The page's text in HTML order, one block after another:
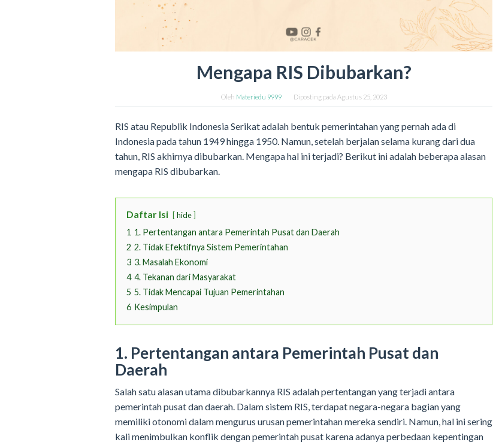
Mengapa RIS Dibubarkan?
Oleh Materiedu 9999 Diposting pada Agustus 25, 2023
RIS atau Republik Indonesia Serikat adalah bentuk pemerintahan yang pernah ada di
Indonesia pada tahun 1949 hingga 1950. Namun, setelah berjalan selama kurang dari dua
tahun, RIS akhirnya dibubarkan. Mengapa hal ini terjadi? Berikut ini adalah beberapa alasan
mengapa RIS dibubarkan.
Daftar Isi hide
1 1. Pertentangan antara Pemerintah Pusat dan Daerah
2 2. Tidak Efektifnya Sistem Pemerintahan
3 3. Masalah Ekonomi
4 4. Tekanan dari Masyarakat
5 5. Tidak Mencapai Tujuan Pemerintahan
6 Kesimpulan
1. Pertentangan antara Pemerintah Pusat dan
Daerah
Salah satu alasan utama dibubarkannya RIS adalah pertentangan yang terjadi antara
pemerintah pusat dan daerah. Dalam sistem RIS, terdapat negara-negara bagian yang
memiliki otonomi dalam mengurus urusan pemerintahan mereka sendiri. Namun, hal ini sering
kali menimbulkan konflik dengan pemerintah pusat karena adanya perbedaan kepentingan